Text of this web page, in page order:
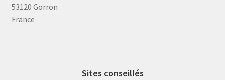
53120 Gorron
France
Sites conseillés